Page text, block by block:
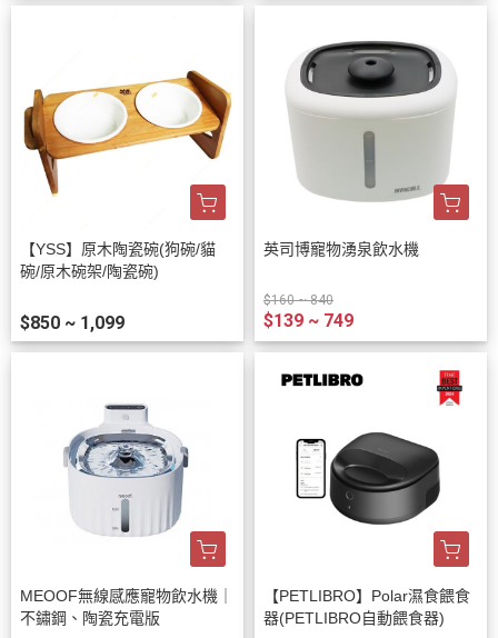
【YSS】原木陶瓷碗(狗碗/貓
碗/原木碗架/陶瓷碗)
$850 ~ 1,099
英司博寵物湧泉飲水機
$160 ~ 840
$139 ~ 749
MEOOF無線感應寵物飲水機｜
不鏽鋼、陶瓷充電版
【PETLIBRO】Polar濕食餵食
器(PETLIBRO自動餵食器)